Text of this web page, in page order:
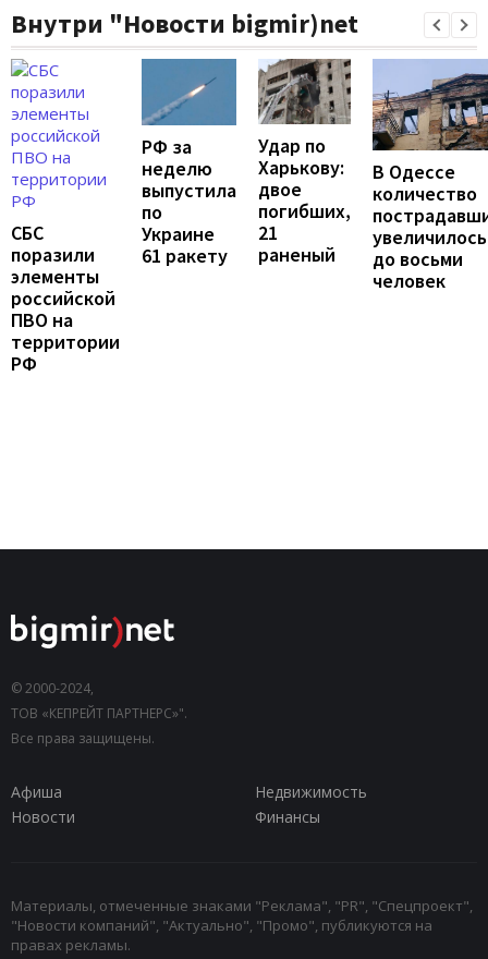
Внутри "Новости bigmir)net
СБС
поразили
элементы
российской
ПВО на
территории
РФ
РФ за
неделю
выпустила
по
Украине
61 ракету
Удар по
Харькову:
двое
погибших,
21
раненый
В Одессе
количество
увеличилось
до восьми
человек
© 2000-2024,
ТОВ «КЕПРЕЙТ ПАРТНЕРС»".
Все права защищены.
Афиша
Недвижимость
Новости
Финансы
Материалы, отмеченные знаками "Реклама", "PR", "Спецпроект",
"Новости компаний", "Актуально", "Промо", публикуются на
правах рекламы.